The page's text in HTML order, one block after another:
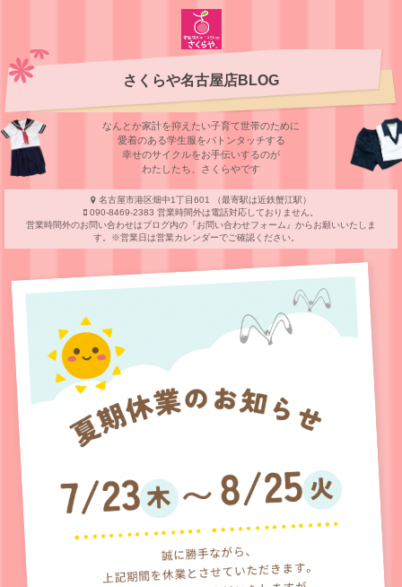
さくらや名古屋店BLOG
なんとか家計を抑えたい子育て世帯のために
愛着のある学⽣服をバトンタッチする
幸せのサイクルをお⼿伝いするのが
わたしたち、さくらやです
名古屋市港区畑中1丁目601 （最寄駅は近鉄蟹江駅）
090-8469-2383 営業時間外は電話対応しておりません。
営業時間外のお問い合わせはブログ内の『お問い合わせフォーム』からお願いいたしま
す。※営業日は営業カレンダーでご確認ください。